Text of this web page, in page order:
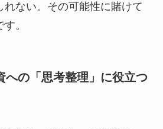
れない。その可能性に賭けて
。
への「思考整理」に役立つ